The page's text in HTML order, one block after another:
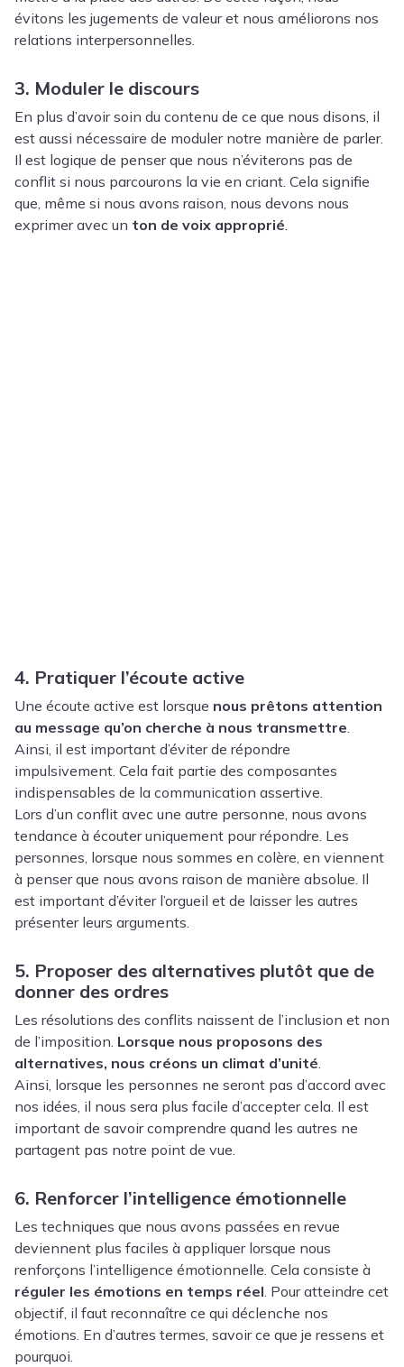
évitons les jugements de valeur et nous améliorons nos
relations interpersonnelles.
3. Moduler le discours
En plus d’avoir soin du contenu de ce que nous disons, il
est aussi nécessaire de moduler notre manière de parler.
Il est logique de penser que nous n’éviterons pas de
conflit si nous parcourons la vie en criant. Cela signifie
que, même si nous avons raison, nous devons nous
exprimer avec un ton de voix approprié
4. Pratiquer l’écoute active
Une écoute active est lorsque nous prêtons attention
au message qu’on cherche à nous transmettre
Ainsi, il est important d’éviter de répondre
impulsivement. Cela fait partie des composantes
indispensables de la communication assertive.
Lors d’un conflit avec une autre personne, nous avons
tendance à écouter uniquement pour répondre. Les
personnes, lorsque nous sommes en colère, en viennent
à penser que nous avons raison de manière absolue. Il
est important d’éviter l’orgueil et de laisser les autres
présenter leurs arguments
5. Proposer des alternatives plutôt que de
donner des ordres
Les résolutions des conflits naissent de l’inclusion et non
de l’imposition. Lorsque nous proposons des
alternatives, nous créons un climat d’unité
Ainsi, lorsque les personnes ne seront pas d’accord avec
nos idées, il nous sera plus facile d’accepter cela. Il est
important de savoir comprendre quand les autres ne
partagent pas notre point de vue.
6. Renforcer l’intelligence émotionnelle
Les techniques que nous avons passées en revue
deviennent plus faciles à appliquer lorsque nous
renforçons l’intelligence émotionnelle. Cela consiste à
réguler les émotions en temps réel . Pour atteindre cet
objectif, il faut reconnaître ce qui déclenche nos
émotions. En d’autres termes, savoir ce que je ressens et
pourquoi.